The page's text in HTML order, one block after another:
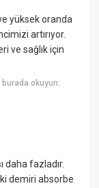
yüksek oranda
artırıyor.
ve sağlık için
burada okuyun:
daha fazladır.
demiri absorbe